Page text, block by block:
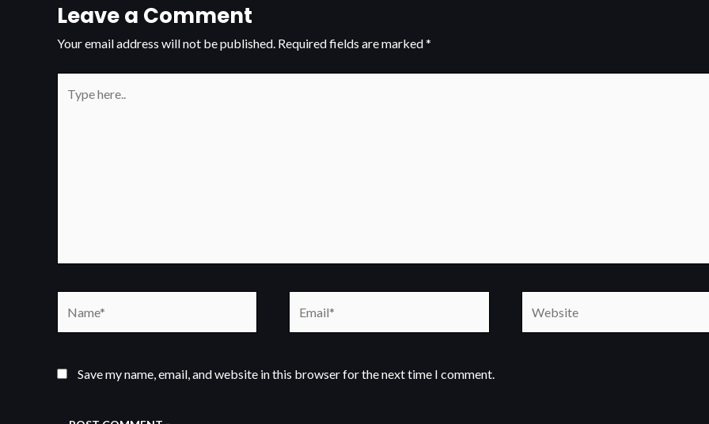
Leave a Comment
Your email address will not be published. Required fields are marked*
here..
Save my name, email, and website in this browser for the next time I comment.